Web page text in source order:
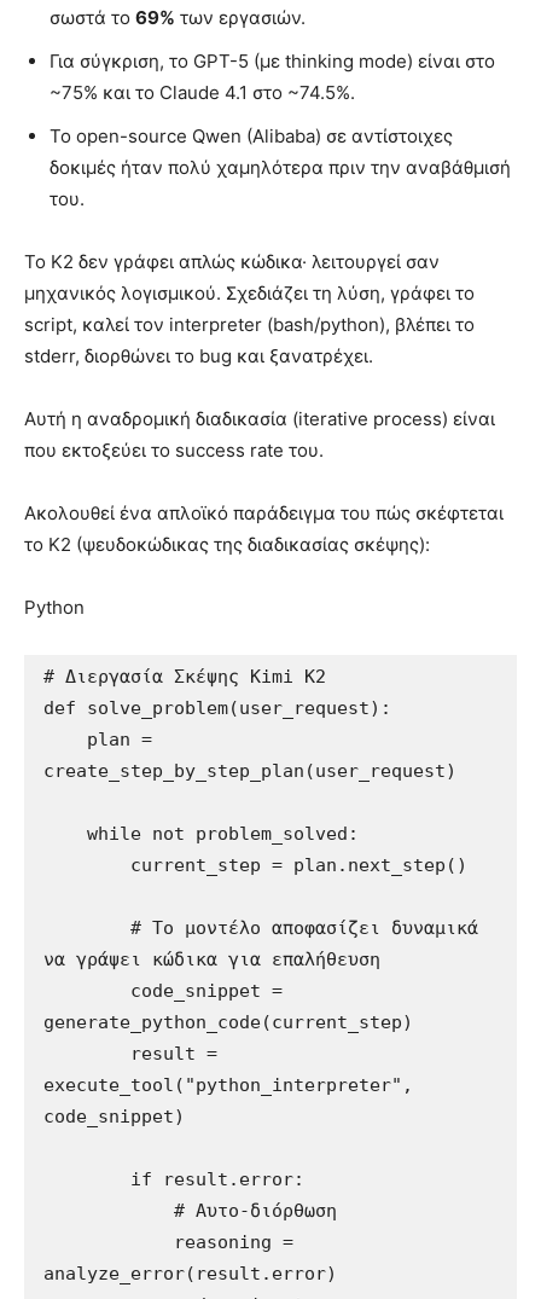
σωστά το 69% των εργασιών.
Για σύγκριση, το GPT-5 (με thinking mode) είναι στο
~75% και το Claude 4.1 στο ~74.5%.
Το open-source Qwen (Alibaba) σε αντίστοιχες
δοκιμές ήταν πολύ χαμηλότερα πριν την αναβάθμισή
του.
Το K2 δεν γράφει απλώς κώδικα· λειτουργεί σαν
μηχανικός λογισμικού. Σχεδιάζει τη λύση, γράφει το
script, καλεί τον interpreter (bash/python), βλέπει το
stderr, διορθώνει το bug και ξανατρέχει.
Αυτή η αναδρομική διαδικασία (iterative process) είναι
που εκτοξεύει το success rate του.
Ακολουθεί ένα απλοϊκό παράδειγμα του πώς σκέφτεται
το K2 (ψευδοκώδικας της διαδικασίας σκέψης):
Python
# Διεργασία Σκέψης Kimi K2
def solve_problem(user_request):
create_step_by_step_plan(user_request)
να γράψει κώδικα για επαλήθευση
generate_python_code(current_step)
execute_tool("python_interpreter",
code_snippet)
analyze_error(result.error)